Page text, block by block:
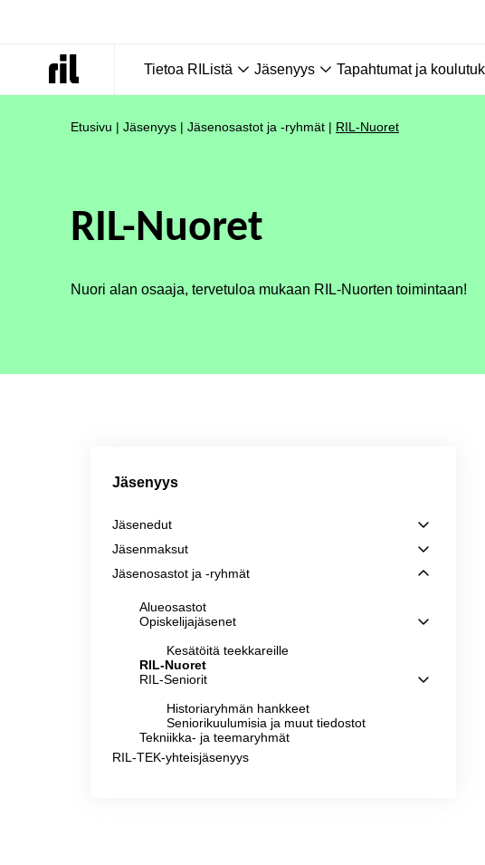
Tietoa RIListä Jäsenyys Tapahtumat ja
Etusivu | Jäsenyys | Jäsenosastot ja -ryhmät | RIL-Nuoret
RIL-Nuoret
Nuori alan osaaja, tervetuloa mukaan RIL-Nuorten toimintaan!
Jäsenyys
Jäsenedut
Jäsenmaksut
Jäsenosastot ja -ryhmät
Alueosastot
Opiskelijajäsenet
Kesätöitä teekkareille
RIL-Nuoret
RIL-Seniorit
Historiaryhmän hankkeet
Seniorikuulumisia ja muut tiedostot
Tekniikka- ja teemaryhmät
RIL-TEK-yhteisjäsenyys